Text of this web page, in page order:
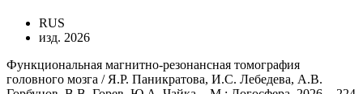
RUS
изд. 2026
Функциональная магнитно-резонансная томография
головного мозга / Я.Р. Паникратова, И.С. Лебедева, А.В.